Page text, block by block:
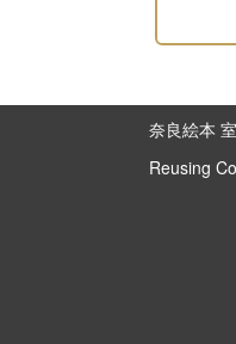
奈良絵本
Reusing